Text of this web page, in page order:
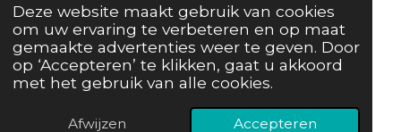
Deze website maakt gebruik van cookies
om uw ervaring te verbeteren en op maat
gemaakte advertenties weer te geven. Door
op ‘Accepteren’ te klikken, gaat u akkoord
met het gebruik van alle cookies.
Afwijzen Accepteren